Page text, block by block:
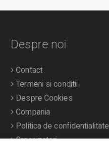
Despre noi
Contact
Termeni si conditii
Despre Cookies
Compania
Politica de confidentialitate
Organizatori